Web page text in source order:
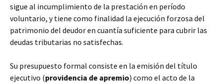
sigue al incumplimiento de la prestación en período
voluntario, y tiene como finalidad la ejecución forzosa del
patrimonio del deudor en cuantía suficiente para cubrir las
deudas tributarias no satisfechas.
Su presupuesto formal consiste en la emisión del título
ejecutivo (providencia de apremio) como el acto de la